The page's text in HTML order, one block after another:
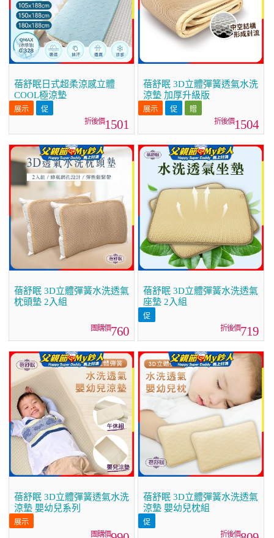
蓓舒眠日式超柔涼感立體
COOL極涼墊
1501
蓓舒眠 3D立體彈簧透氣水洗
涼墊 加厚升級版
1504
蓓舒眠 3D立體彈簧水洗透氣
枕頭墊 2入組
760
蓓舒眠 3D立體彈簧水洗透氣
座墊 2入組
719
蓓舒眠 3D立體彈簧透氣水洗
涼墊 嬰幼兒系列
蓓舒眠 3D立體彈簧水洗透氣
涼墊 嬰幼兒枕組